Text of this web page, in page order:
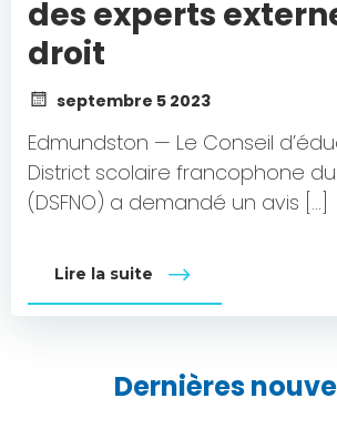
des experts
droit
septembre 5 2023
Edmundston — Le Conseil
District scolaire francophone
(DSFNO) a demandé un avis […]
Lire la suite
Dernières